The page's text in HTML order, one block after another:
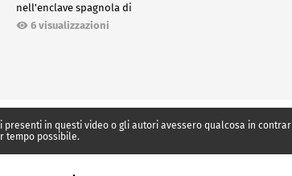
nell'enclave spagnola di
Ceuta6 visualizzazioni
in questi video o gli autori avessero qualcosa in
tempo possibile.